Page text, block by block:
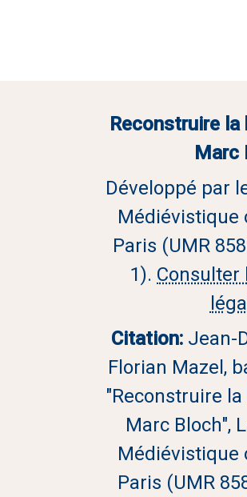
Reconstruire
Marc
Développé par
Médiévistique
Paris (UMR
1). Consulter
Citation: Jean-
Florian Mazel,
"Reconstruire
Marc Bloch",
Médiévistique
Paris (UMR